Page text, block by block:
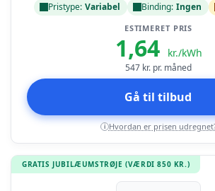
Pristype: Variabel Binding: Ingen
ESTIMERET PRIS
1,64 kr./kWh
547 kr. pr. måned
Gå til tilbud
i Hvordan er prisen
GRATIS JUBILÆUMSTRØJE (VÆRDI 850 KR.)